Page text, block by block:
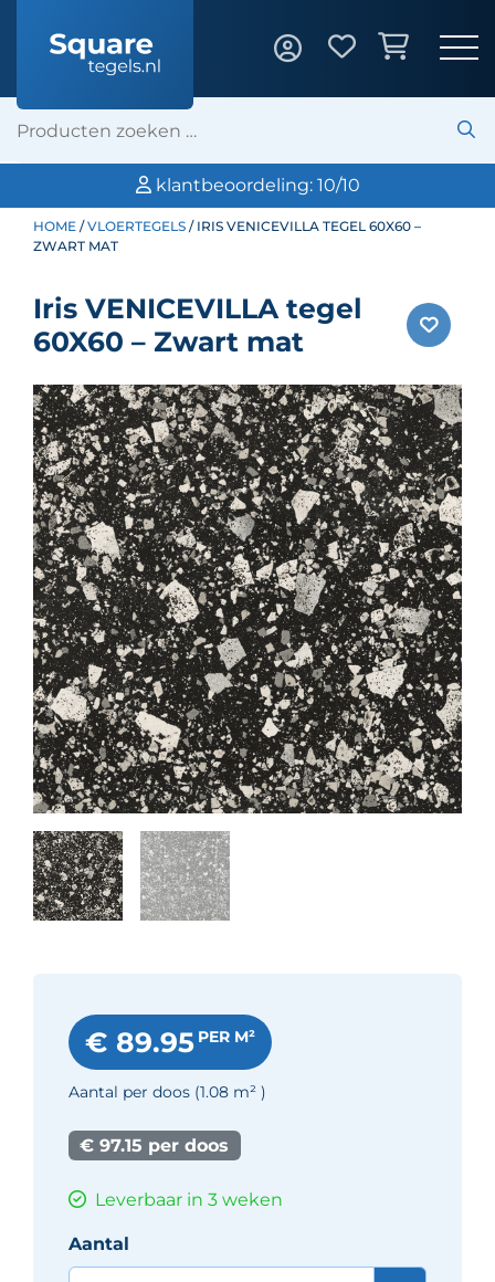
klantbeoordeling: 10/10
HOME /VLOERTEGELS / IRIS VENICEVILLA TEGEL 60X60 –
ZWART MAT
Iris VENICEVILLA tegel
60X60 – Zwart mat
€ 89.95 PER M²
Aantal per doos (1.08 m² )
€ 97.15 per doos
Leverbaar in 3 weken
Aantal